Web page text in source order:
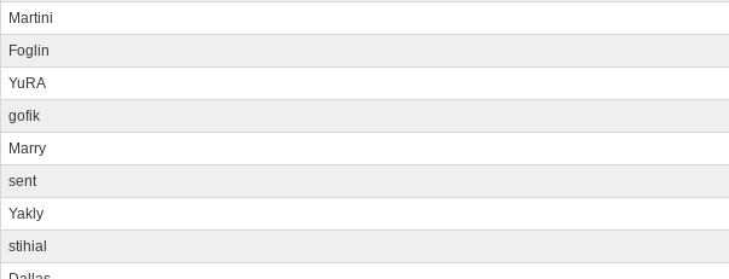
Martini
Foglin
YuRA
gofik
Marry
sent
Yakly
stihial